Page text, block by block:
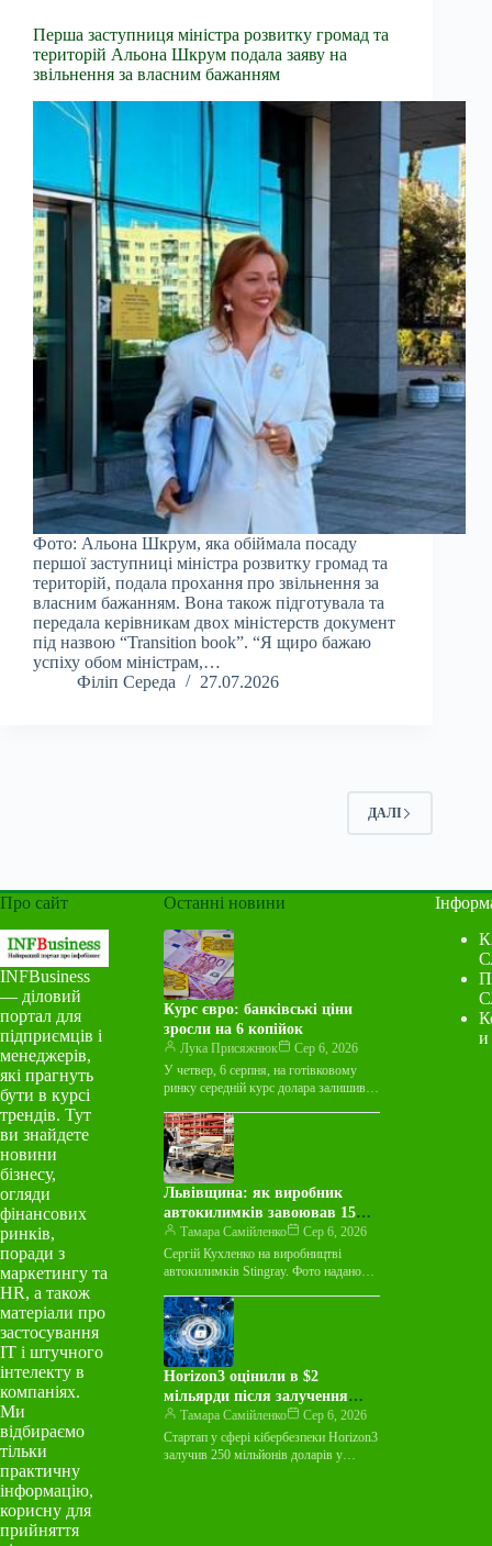
Перша заступниця міністра розвитку громад та
територій Альона Шкрум подала заяву на
звільнення за власним бажанням
Фото: Альона Шкрум, яка обіймала посаду
першої заступниці міністра розвитку громад та
територій, подала прохання про звільнення за
власним бажанням. Вона також підготувала та
передала керівникам двох міністерств документ
під назвою “Transition book”. “Я щиро бажаю
успіху обом міністрам,…
Філіп Середа
27.07.2026
ДАЛІ
Про сайт
INFBusiness
— діловий
портал для
підприємців і
менеджерів,
які прагнуть
бути в курсі
трендів. Тут
ви знайдете
новини
бізнесу,
огляди
фінансових
ринків,
поради з
маркетингу та
HR, а також
матеріали про
застосування
ІТ і штучного
інтелекту в
компаніях.
Ми
відбираємо
тільки
практичну
інформацію,
корисну для
прийняття
Останні новини
Курс євро: банківські ціни
зросли на 6 копійок
Лука Присяжнюк
Сер 6, 2026
У четвер, 6 серпня, на готівковому
ринку середній курс долара залишився
копійки у…
Львівщина: як виробник
автокилимків завоював 15
країн світу
Тамара Самійленко
Сер 6, 2026
Сергій Кухленко на виробництві
автокилимків Stingray. Фото надано
виробник автокилимків Stingray
працював лише на українському ринку
й…
Horizon3 оцінили в $2
мільярди після залучення
$250 мільйонів на тлі
зростання ШІ-загроз
Тамара Самійленко
Сер 6, 2026
Стартап у сфері кібербезпеки Horizon3
залучив 250 мільйонів доларів у
и